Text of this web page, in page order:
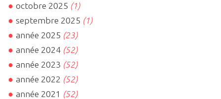
octobre 2025 (1)
septembre 2025 (1)
année 2025 (23)
année 2024 (52)
année 2023 (52)
année 2022 (52)
année 2021 (52)